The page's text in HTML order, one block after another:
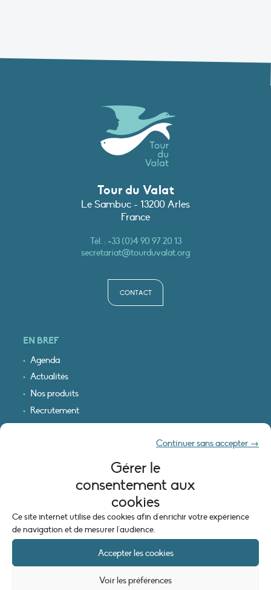
Gérer le
consentement aux
cookies
Ce site internet utilise des cookies afin d'enrichir votre expérience
de navigation et de mesurer l'audience.
Accepter les cookies
Continuer sans accepter →
Voir les préférences
Tour du Valat
Le Sambuc - 13200 Arles
France
Tél. :+33 (0)4 90 97 20 13
secretariat@tourduvalat.org
CONTACT
EN BREF
Agenda
Actualités
Nos produits
Recrutement
Recevoir nos infos
INFORMATIONS LÉGALES
Mentions légales
Politique de cookies (UE)